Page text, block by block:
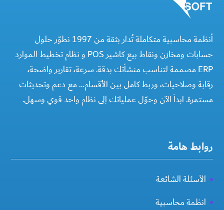
أنظمة محاسبية متكاملة تُدار بثقة من 1997 نطوّر حلول
حسابات ومخازن ونقاط بيع كاشير POS و نظام تخطيط الموارد
ERP مصممة لتناسب منشأتك بدقة. سرعة، تقارير واضحة،
رقابة وصلاحيات، وربط كامل بين الأقسام… مع دعم وتحديثات
مستمرة. ابدأ الآن وحوّل عملياتك إلى نظام واحد قوي وسهل.
روابط هامة
الأسئلة الشائعة
انظمة محاسبية